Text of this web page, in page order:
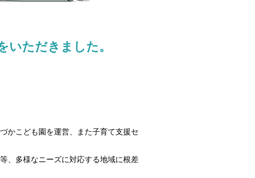
いただきました。
かこども園を運営、また子育て支援セ
、多様なニーズに対応する地域に根差